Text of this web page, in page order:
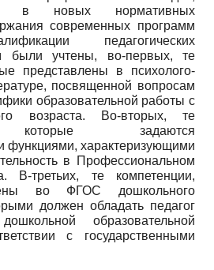
в новых нормативных
современных программ
педагогических
были учтены, во-первых, те
представлены в психолого-
посвященной вопросам
образовательной работы с
возраста. Во-вторых, те
которые задаются
функциями, характеризующими
в Профессиональном
В-третьих, те компетенции,
во ФГОС дошкольного
должен обладать педагог
образовательной
с государственными